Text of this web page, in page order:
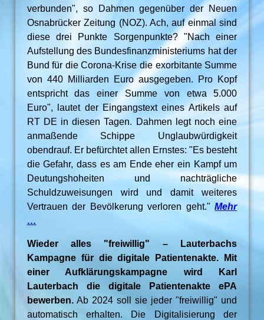
verbunden", so Dahmen gegenüber der Neuen
Osnabrücker Zeitung (NOZ). Ach, auf einmal sind
diese drei Punkte Sorgenpunkte? "Nach einer
Aufstellung des Bundesfinanzministeriums hat der
Bund für die Corona-Krise die exorbitante Summe
von 440 Milliarden Euro ausgegeben. Pro Kopf
entspricht das einer Summe von etwa 5.000
Euro", lautet der Eingangstext eines Artikels auf
RT DE in diesen Tagen. Dahmen legt noch eine
anmaßende Schippe Unglaubwürdigkeit
obendrauf. Er befürchtet allen Ernstes: "Es besteht
die Gefahr, dass es am Ende eher ein Kampf um
Deutungshoheiten und nachträgliche
Schuldzuweisungen wird und damit weiteres
Vertrauen der Bevölkerung verloren geht." Mehr
…
Wieder alles "freiwillig" – Lauterbachs
Kampagne für die digitale Patientenakte. Mit
einer Aufklärungskampagne wird Karl
Lauterbach die digitale Patientenakte ePA
bewerben.Ab 2024 soll sie jeder "freiwillig" und
automatisch erhalten. Die Digitalisierung der